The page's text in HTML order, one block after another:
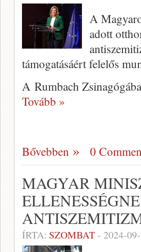
A
adott
támogatásáért felelős
A Rumbach
Tovább »
Bővebben 0
MAGYAR
ÍRTA: SZOMBAT- 2024-